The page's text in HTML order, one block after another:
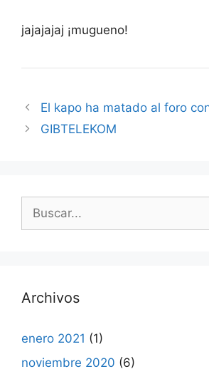
jajajajaj ¡mugueno!
El kapo ha matado al foro
GIBTELEKOM
Buscar:
Archivos
enero 2021 (1)
noviembre 2020 (6)